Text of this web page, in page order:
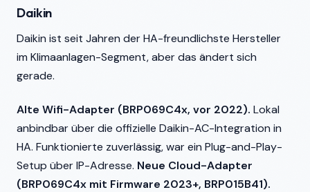
Daikin
Daikin ist seit Jahren der HA-freundlichste Hersteller
im Klimaanlagen-Segment, aber das ändert sich
gerade.
Alte Wifi-Adapter (BRP069C4x, vor 2022). Lokal
anbindbar über die offizielle Daikin-AC-Integration in
HA. Funktionierte zuverlässig, war ein Plug-and-Play-
Setup über IP-Adresse. Neue Cloud-Adapter
(BRP069C4x mit Firmware 2023+, BRP015B41).